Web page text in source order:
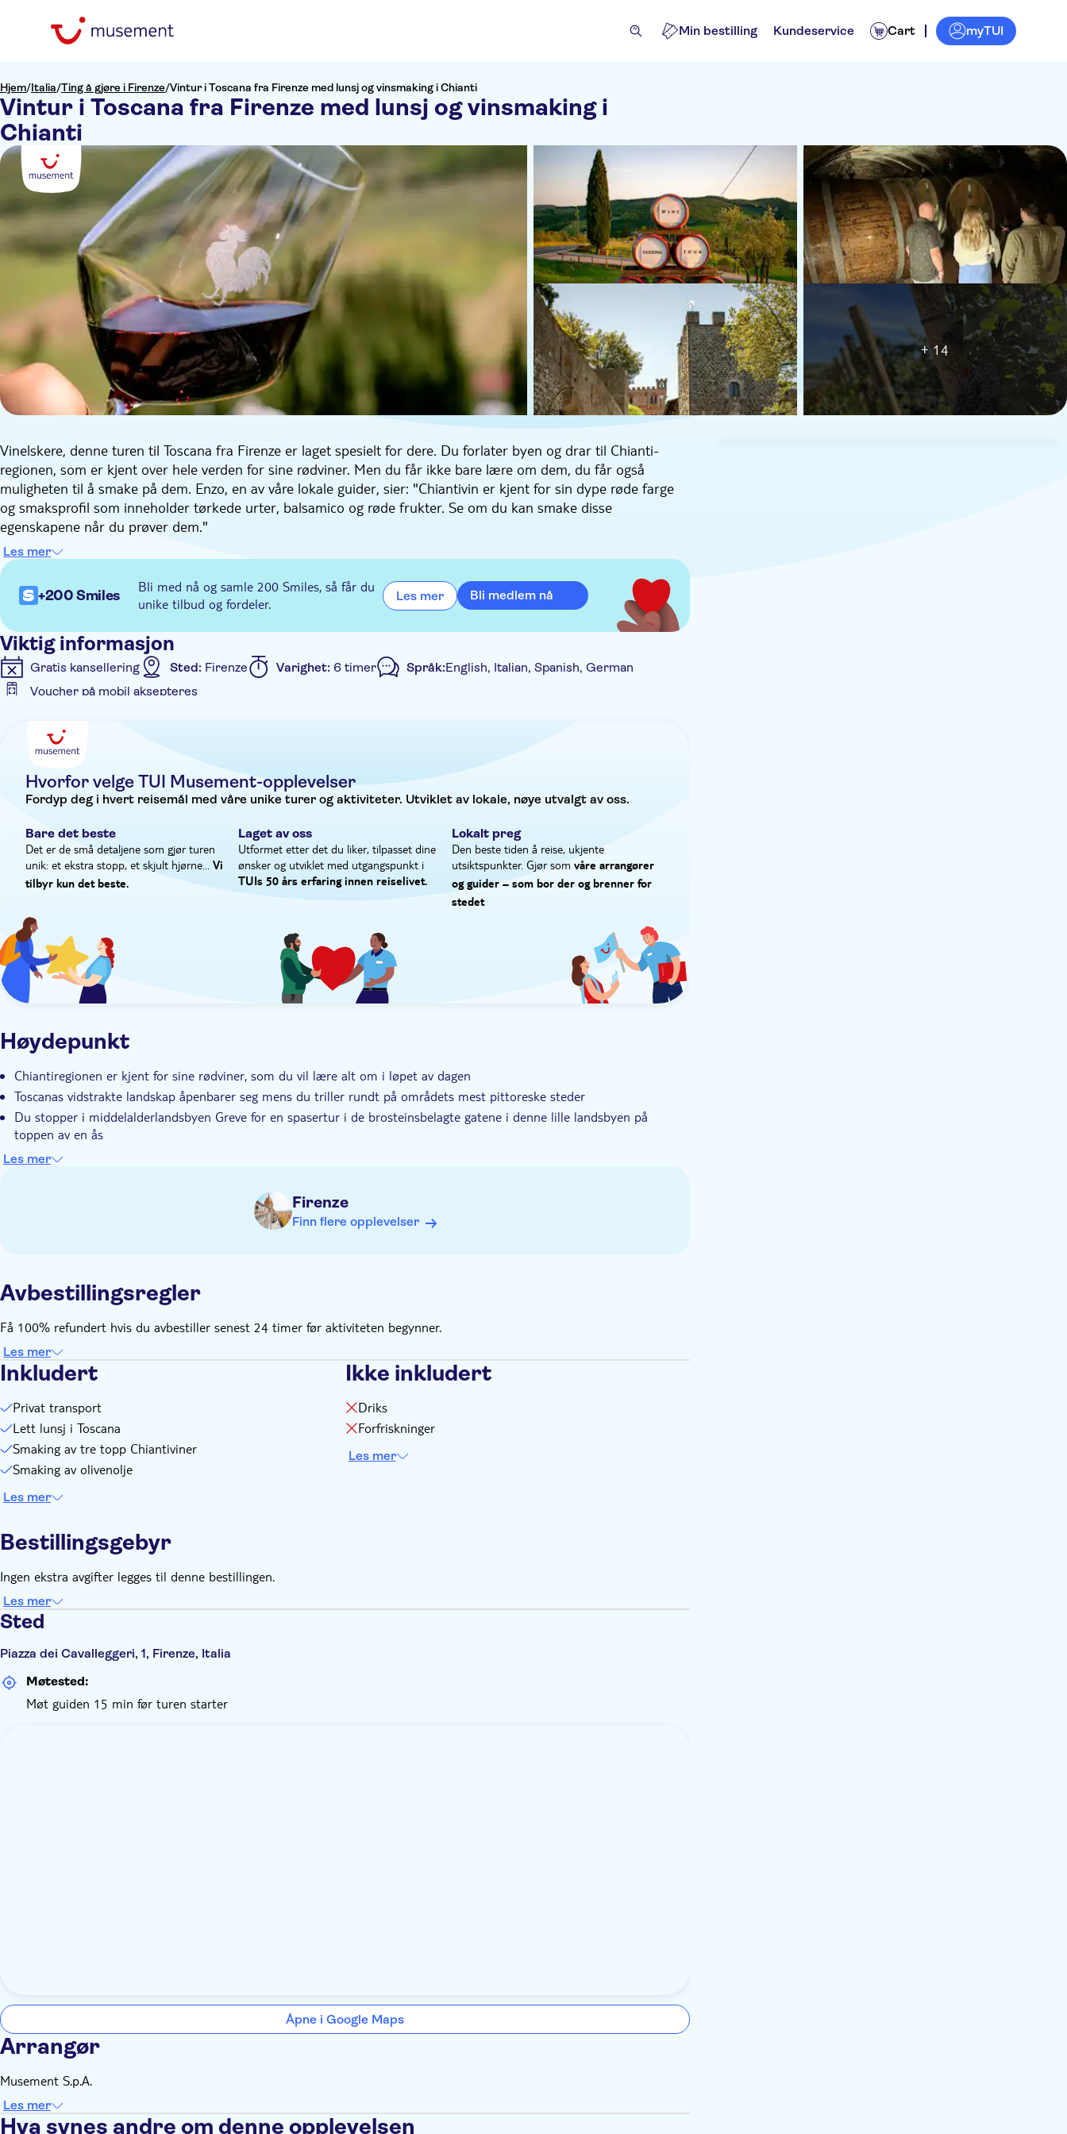
Min bestilling Kundeservice Cart myTUI
Hjem/Italia/Ting å gjøre i Firenze/Vintur i Toscana fra Firenze med lunsj og vinsmaking i Chianti
Vintur i Toscana fra Firenze med lunsj og vinsmaking i
Chianti
+ 14
Vinelskere, denne turen til Toscana fra Firenze er laget spesielt for dere. Du forlater byen og drar til Chianti-
regionen, som er kjent over hele verden for sine rødviner. Men du får ikke bare lære om dem, du får også
muligheten til å smake på dem. Enzo, en av våre lokale guider, sier: "Chiantivin er kjent for sin dype røde farge
og smaksprofil som inneholder tørkede urter, balsamico og røde frukter. Se om du kan smake disse
egenskapene når du prøver dem."
Du blir hentet på overnattingsstedet ditt i Firenze og kjørt til Toscana og Chiantiregionen – utsikten på denne
turen er virkelig fantastisk. Første stopp er middelalderlandsbyen Greve, hvor du kan se deg rundt i de søte,
brosteinsbelagte gatene. Deretter drar du til Montefioralle, som har vært perfekt bevart siden 1100-tallet.
Chianti Classico, en av de mest ikoniske italienske rødvinene, har en svart hane på etiketten – du får høre
historien bak dette under oppholdet i Montefioralle.
Herfra drar du til en familiedrevet vingård for lunsj og vinprovning. Kjelleren her har eksistert siden
middelalderen, og de bruker eikefat til mye av lagringen. Du får vite alt om dette før du setter deg til bords for å
spise og drikke. Når det gjelder maten, kan du forvente italienske klassikere tilberedt med ingredienser dyrket på
eiendommen. I tillegg får du smake på tre forskjellige Chiantiviner. Denne regionen er også kjent for sin
Les mer
+200 Smiles
Bli med nå og samle 200 Smiles, så får du
unike tilbud og fordeler.
Les mer Bli medlem nå
Viktig informasjon
Gratis kansellering Sted: Firenze Varighet: 6 timer Språk:English, Italian, Spanish, German
Voucher på mobil aksepteres
Øyeblikkelig bekreftelse
Hvorfor velge TUI Musement-opplevelser
Fordyp deg i hvert reisemål med våre unike turer og aktiviteter. Utviklet av lokale, nøye utvalgt av oss.
Bare det beste
Det er de små detaljene som gjør turen
unik: et ekstra stopp, et skjult hjørne... Vi
tilbyr kun det beste.
Laget av oss
Utformet etter det du liker, tilpasset dine
ønsker og utviklet med utgangspunkt i
TUIs 50 års erfaring innen reiselivet.
Lokalt preg
Den beste tiden å reise, ukjente
utsiktspunkter. Gjør som våre arrangører
og guider – som bor der og brenner for
stedet
Høydepunkt
Chiantiregionen er kjent for sine rødviner, som du vil lære alt om i løpet av dagen
Toscanas vidstrakte landskap åpenbarer seg mens du triller rundt på områdets mest pittoreske steder
Du stopper i middelalderlandsbyen Greve for en spasertur i de brosteinsbelagte gatene i denne lille landsbyen på
toppen av en ås
Lunsj er inkludert, samt et par smaksprøver på regionens vin og olivenolje
Les mer
Firenze
Finn flere opplevelser
Avbestillingsregler
Få 100% refundert hvis du avbestiller senest 24 timer før aktiviteten begynner.
Les mer
Inkludert
Privat transport
Lett lunsj i Toscana
Smaking av tre topp Chiantiviner
Smaking av olivenolje
Les mer
Ikke inkludert
Driks
Forfriskninger
Les mer
Bestillingsgebyr
Ingen ekstra avgifter legges til denne bestillingen.
Les mer
Sted
Piazza dei Cavalleggeri, 1, Firenze, Italia
Møtested:
Møt guiden 15 min før turen starter
Åpne i Google Maps
Arrangør
Musement S.p.A.
Les mer
Hva synes andre om denne opplevelsen